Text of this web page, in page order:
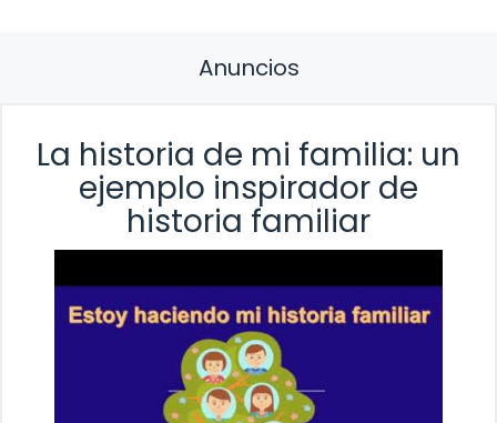
Anuncios
La historia de mi familia: un
ejemplo inspirador de
historia familiar